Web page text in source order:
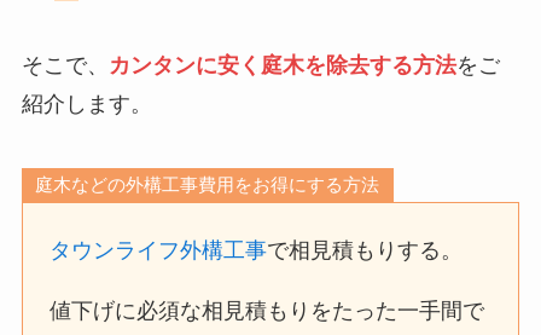
そこで、 カンタンに安く庭木を除去する方法をご
紹介します。
庭木などの外構工事費用をお得にする方法
タウンライフ外構工事で相見積もりする。
値下げに必須な相見積もりをたった一手間で